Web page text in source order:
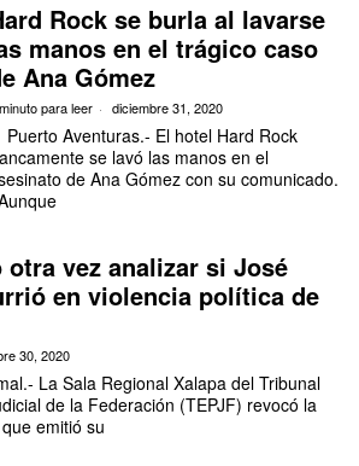
Rock se burla al lavarse
manos en el trágico caso
Ana Gómez
para leer diciembre 31, 2020
Puerto Aventuras.- El hotel Hard Rock
se lavó las manos en el
de Ana Gómez con su comunicado.
otra vez analizar si José
en violencia política de
30, 2020
La Sala Regional Xalapa del Tribunal
de la Federación (TEPJF) revocó la
emitió su